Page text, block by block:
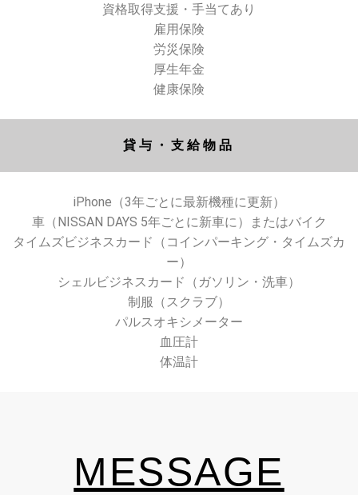
資格取得支援・手当てあり
雇用保険
労災保険
厚生年金
健康保険
貸与・支給物品
iPhone（3年ごとに最新機種に更新）
車（NISSAN DAYS 5年ごとに新車に）またはバイク
タイムズビジネスカード（コインパーキング・タイムズカ
ー）
シェルビジネスカード（ガソリン・洗車）
制服（スクラブ）
パルスオキシメーター
血圧計
体温計
MESSAGE